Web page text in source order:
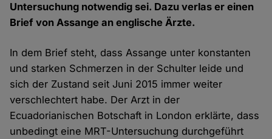
Untersuchung notwendig sei. Dazu verlas er einen
Brief von Assange an englische Ärzte.
In dem Brief steht, dass Assange unter konstanten
und starken Schmerzen in der Schulter leide und
sich der Zustand seit Juni 2015 immer weiter
verschlechtert habe. Der Arzt in der
Ecuadorianischen Botschaft in London erklärte, dass
unbedingt eine MRT-Untersuchung durchgeführt